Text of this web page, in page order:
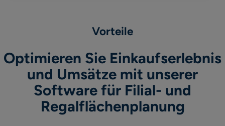
Vorteile
Optimieren Sie Einkaufserlebnis
und Umsätze mit unserer
Software für Filial- und
Regalflächenplanung